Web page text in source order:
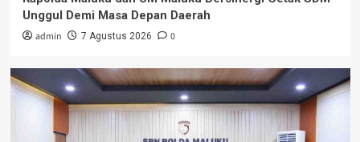
Kapolda Maluku dan UM Maluku Bersinergi
Cetak SDM Unggul Demi Masa Depan
Kapolda Maluku: Masa Depan Polri
Ditentukan dari Pendidikan di SPN
Unggul Demi Masa Depan Daerah
admin 7 Agustus 2026 0